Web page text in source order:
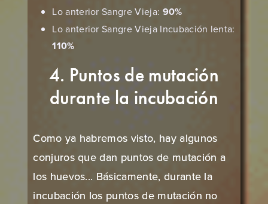
Lo anterior Sangre Vieja: 90%
Lo anterior Sangre Vieja Incubación lenta:
110%
4. Puntos de mutación
durante la incubación
Como ya habremos visto, hay algunos
conjuros que dan puntos de mutación a
los huevos... Básicamente, durante la
incubación los puntos de mutación no